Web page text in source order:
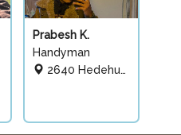
Prabesh K.
Handyman
2640 Hedehusene